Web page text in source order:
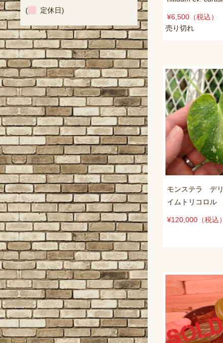
¥6,500 （税込）
売り切れ
モンステラ デ
イムトリコロル
¥120,000 （税込）
( 定休日)